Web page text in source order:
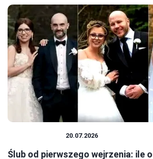
20.07.2026
Ślub od pierwszego wejrzenia: ile